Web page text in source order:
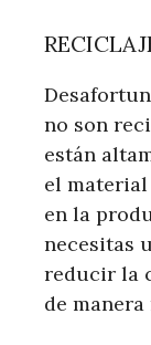
no son
están
el
en la
necesitas
reducir la
de manera